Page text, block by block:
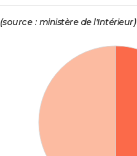
(source : ministère de l'Intérieur)